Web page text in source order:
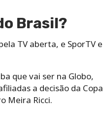
Brasil?
TV aberta, e SporTV e
que vai ser na Globo,
a decisão da Copa
Meira Ricci.